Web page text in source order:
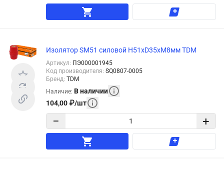
Изолятор SM51 силовой H51xD35xM8мм TDM
Артикул: ПЭ000001945
Код производителя: SQ0807-0005
Бренд: TDM
Наличие: В наличии
104,00 ₽/шт
− +